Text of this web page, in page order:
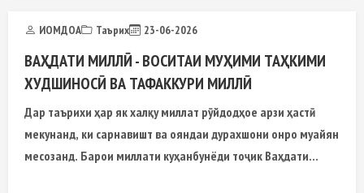
ИОМДОА Таърих 23-06-2026
ВАҲДАТИ МИЛЛӢ - ВОСИТАИ МУҲИМИ ТАҲКИМИ
ХУДШИНОСӢ ВА ТАФАККУРИ МИЛЛӢ
Дар таърихи ҳар як халқу миллат рӯйдодҳое арзи ҳастӣ
мекунанд, ки сарнавишт ва ояндаи дурахшони онро муайян
месозанд. Барои миллати куҳанбунёди тоҷик Ваҳдати